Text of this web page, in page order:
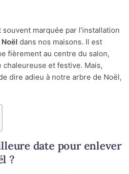
marquée par l’installation
dans nos maisons. Il est
fièrement au centre du salon,
et festive. Mais,
dire adieu à notre arbre de Noël,
date pour enlever
?